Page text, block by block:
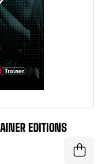
EDITIONS